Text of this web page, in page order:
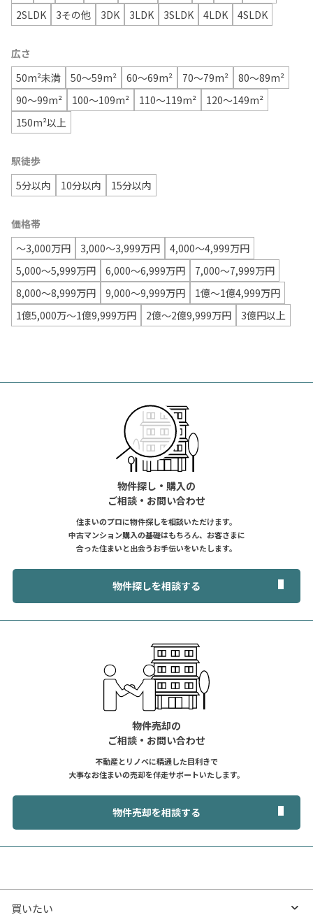
2SLDK
3その他 3DK 3LDK 3SLDK 4LDK 4SLDK
広さ
50m²未満
50〜59m² 60〜69m² 70〜79m²
80〜89m²
90〜99m²
100〜109m² 110〜119m²
120〜149m²
150m²以上
駅徒歩
5分以内
10分以内 15分以内
価格帯
〜3,000万円
3,000〜3,999万円
4,000〜4,999万円
5,000〜5,999万円
6,000〜6,999万円
7,000〜7,999万円
8,000〜8,999万円
9,000〜9,999万円
1億〜1億4,999万円
1億5,000万〜1億9,999万円
2億〜2億9,999万円 3億円以上
物件探し・購入の
ご相談・お問い合わせ
住まいのプロに物件探しを相談いただけます。
中古マンション購入の基礎はもちろん、お客さまに
合った住まいと出会うお手伝いをいたします。
物件探しを相談する
物件売却の
ご相談・お問い合わせ
不動産とリノベに精通した目利きで
大事なお住まいの売却を伴走サポートいたします。
物件売却を相談する
買いたい